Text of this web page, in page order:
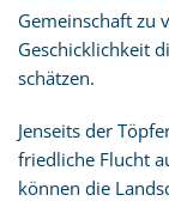
Gemeinschaft zu
Geschicklichkeit
schätzen.
Jenseits der
friedliche Flucht
können die